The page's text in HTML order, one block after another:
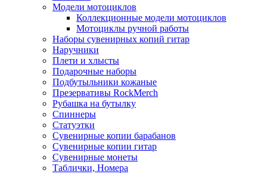
Модели мотоциклов
Коллекционные модели мотоциклов
Мотоциклы ручной работы
Наборы сувенирных копий гитар
Наручники
Плети и хлысты
Подарочные наборы
Подбутыльники кожаные
Презервативы RockMerch
Рубашка на бутылку
Спиннеры
Статуэтки
Сувенирные копии барабанов
Сувенирные копии гитар
Сувенирные монеты
Таблички, Номера